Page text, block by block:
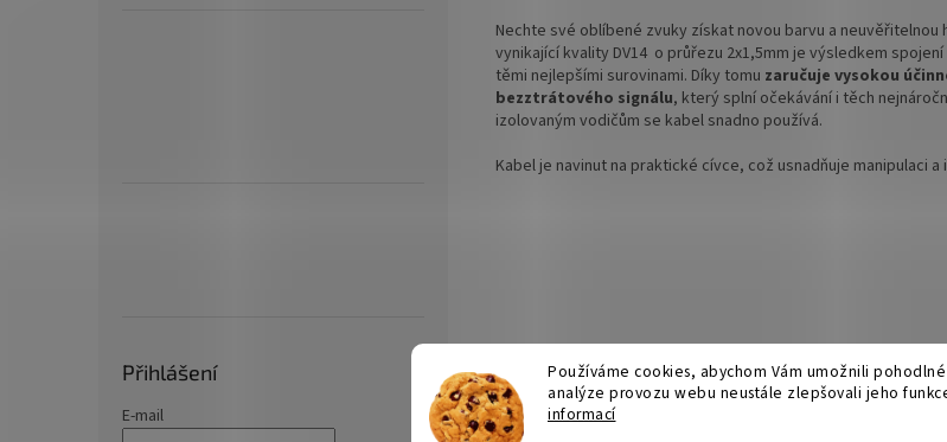
Používáme cookies, abychom Vám umožnili
analýze provozu webu neustále zlepšovali jeho
informací
Přihlášení
E-mail
Nechte své oblíbené zvuky získat novou barvu a neuvěřitelnou
vynikající kvality DV14 o průřezu 2x1,5mm je výsledkem
těmi nejlepšími surovinami. Díky tomu zaručuje vysokou
bezztrátového signálu, který splní očekávání i těch
izolovaným vodičům se kabel snadno používá.
Kabel je navinut na praktické cívce, což usnadňuje manipulaci a